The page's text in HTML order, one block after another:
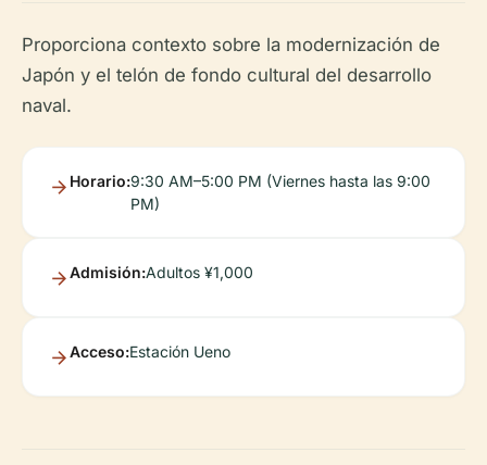
Proporciona contexto sobre la modernización de
Japón y el telón de fondo cultural del desarrollo
naval.
Horario:9:30 AM–5:00 PM (Viernes hasta las 9:00
PM)
Admisión:Adultos ¥1,000
Acceso:Estación Ueno